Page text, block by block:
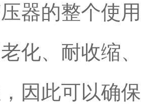
器的整个使
化、耐收缩
因此可以确